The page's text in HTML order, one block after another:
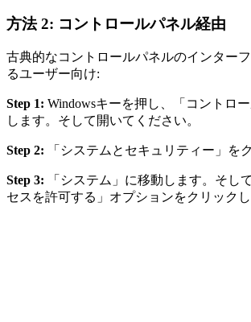
方法 2: コントロールパネル経由
古典的なコントロールパネルのインター
るユーザー向け:
Step 1: Windowsキーを押し、「コントロ
します。そして開いてください。
Step 2: 「システムとセキュリティー」を
Step 3: 「システム」に移動します。そし
セスを許可する」オプションをクリックし